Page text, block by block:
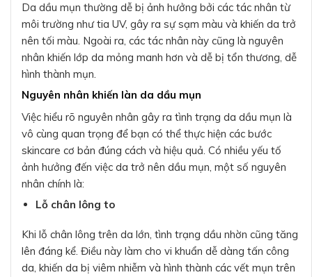
Da dầu mụn thường dễ bị ảnh hưởng bởi các tác nhân từ
môi trường như tia UV, gây ra sự sạm màu và khiến da trở
nên tối màu. Ngoài ra, các tác nhân này cũng là nguyên
nhân khiến lớp da mỏng manh hơn và dễ bị tổn thương, dễ
hình thành mụn.
Nguyên nhân khiến làn da dầu mụn
Việc hiểu rõ nguyên nhân gây ra tình trạng da dầu mụn là
vô cùng quan trọng để bạn có thể thực hiện các bước
skincare cơ bản đúng cách và hiệu quả. Có nhiều yếu tố
ảnh hưởng đến việc da trở nên dầu mụn, một số nguyên
nhân chính là:
Lỗ chân lông to
Khi lỗ chân lông trên da lớn, tình trạng dầu nhờn cũng tăng
lên đáng kể. Điều này làm cho vi khuẩn dễ dàng tấn công
da, khiến da bị viêm nhiễm và hình thành các vết mụn trên